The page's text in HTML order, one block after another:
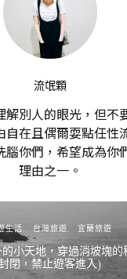
流氓顆
解別人的眼光，但不
自在且偶爾耍點任性
腦你們，希望成為你
理由之一。
生活 台灣旅遊 宜蘭旅遊
小天地，穿過消坡塊
閉，禁止遊客進入)